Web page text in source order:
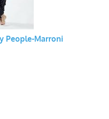
People-Marroni